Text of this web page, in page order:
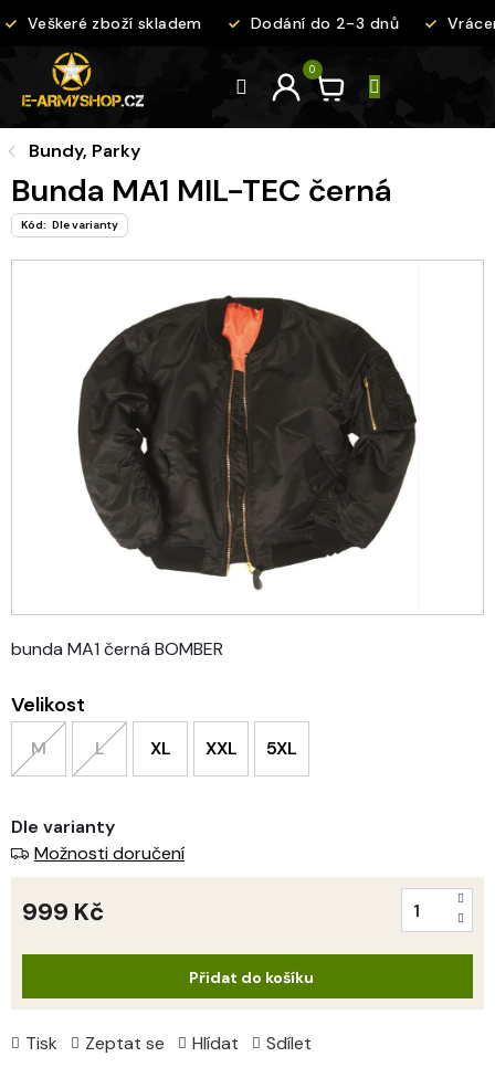
na
Veškeré zboží skladem Dodání do 2-3 dnů
Bundy, Parky
Bunda MA1 MIL-TEC černá
Kód: Dle varianty
Velikost
M L XL XXL 5XL
bunda MA1 černá BOMBER
Tisk Zeptat se Hlídat Sdílet
Dle varianty
Možnosti doručení
999 Kč
Přidat do košíku